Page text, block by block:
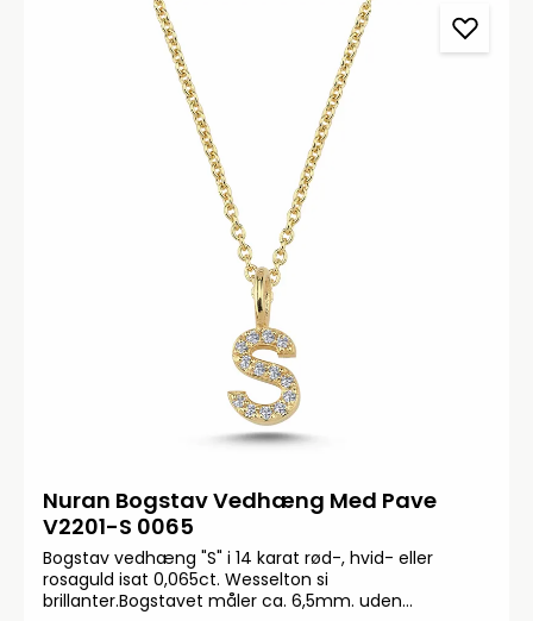
Nuran Bogstav Vedhæng Med Pave
V2201-S 0065
Bogstav vedhæng "S" i 14 karat rød-, hvid- eller
rosaguld isat 0,065ct. Wesselton si
brillanter.Bogstavet måler ca. 6,5mm. uden